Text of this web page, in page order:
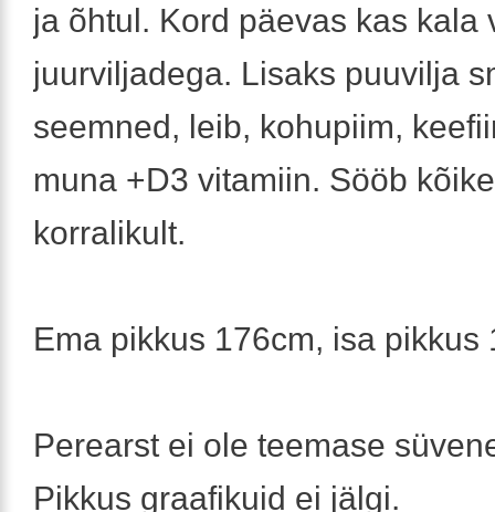
ja õhtul. Kord päevas kas kala
juurviljadega. Lisaks puuvilja
seemned, leib, kohupiim,
muna +D3 vitamiin. Sööb
korralikult.
Ema pikkus 176cm, isa pikkus
Perearst ei ole teemase
Pikkus graafikuid ei jälgi.